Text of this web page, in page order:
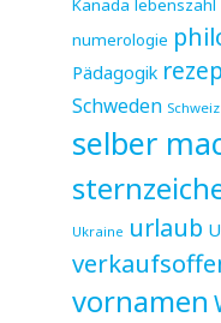
Kanada lebenszahl
numerologie
Pädagogik
Schweden Schweiz
selber
Ukraine urlaub
vornamen